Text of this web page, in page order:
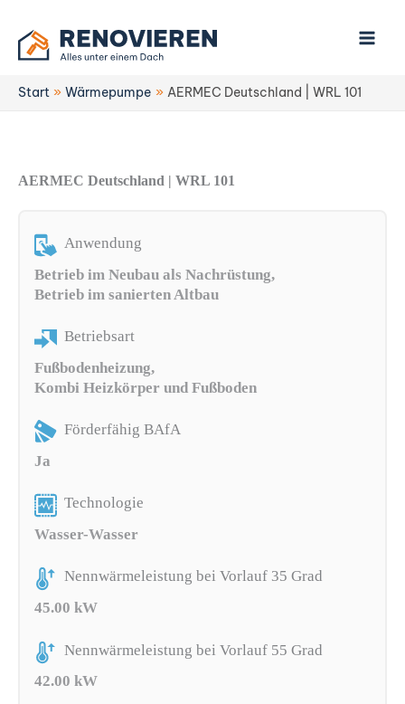
Inhalt
springen
Start Wärmepumpe AERMEC Deutschland | WRL 101
AERMEC Deutschland | WRL 101
Anwendung
Betrieb im Neubau als Nachrüstung,
Betrieb im sanierten Altbau
Betriebsart
Fußbodenheizung,
Kombi Heizkörper und Fußboden
Förderfähig BAfA
Ja
Technologie
Wasser-Wasser
Nennwärmeleistung bei Vorlauf 35 Grad
45.00 kW
Nennwärmeleistung bei Vorlauf 55 Grad
42.00 kW